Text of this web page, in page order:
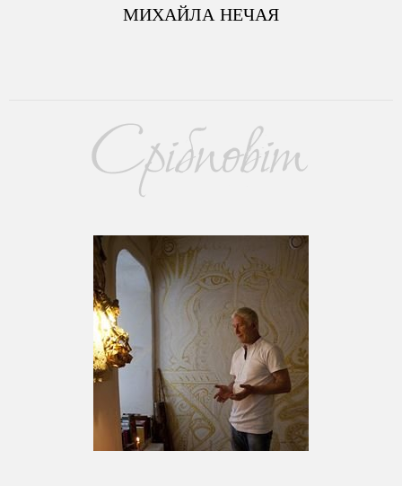
МИХАЙЛА НЕЧАЯ